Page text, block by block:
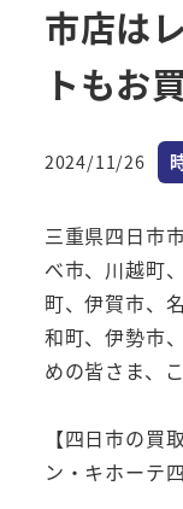
市店は
トもお
投稿日
2024/11/26
三重県四日市
べ市、川越町
町、伊賀市、
和町、伊勢市
めの皆さま、
【四日市の買
ン・キホーテ